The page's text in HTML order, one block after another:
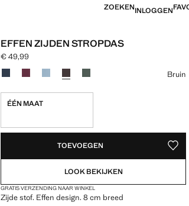
ZOEKENINLOGGEN
EFFEN ZIJDEN STROPDAS
Huidige prijs [€ 49,99 ]
€ 49,99
Kies een kleur
Bruin
ÉÉN MAAT
TOEVOEGEN
LOOK BEKIJKEN
GRATIS VERZENDING NAAR WINKEL
Zijde stof. Effen design. 8 cm breed